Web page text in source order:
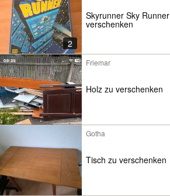
2
Skyrunner Sky Runner Spiel Brettspiel zu
verschenken
Friemar
Holz zu verschenken
Gotha
Tisch zu verschenken